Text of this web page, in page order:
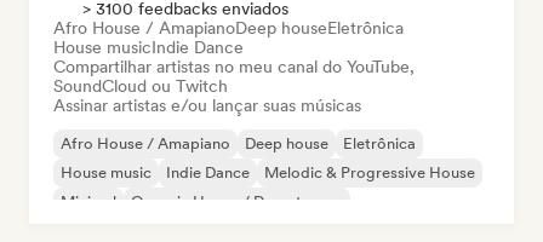
> 3100 feedbacks enviados
Afro House / AmapianoDeep houseEletrônica
House musicIndie Dance
Compartilhar artistas no meu canal do YouTube,
SoundCloud ou Twitch
Assinar artistas e/ou lançar suas músicas
Afro House / Amapiano Deep house
Eletrônica
House music
Indie Dance
Melodic & Progressive House
Minimal
Organic House / Downtempo